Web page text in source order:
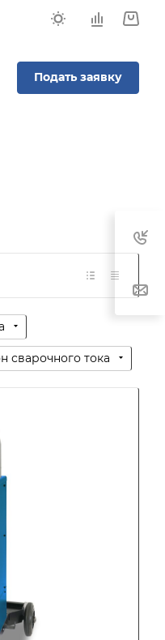
Подать заявку
сварочного тока